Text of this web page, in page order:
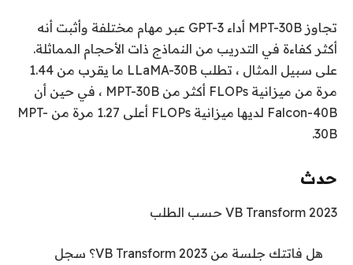
تجاوز MPT-30B أداء GPT-3 عبر مهام مختلفة وأثبت أنه
أكثر كفاءة في التدريب من النماذج ذات الأحجام المماثلة.
على سبيل المثال ، تطلب LLaMA-30B ما يقرب من 1.44
مرة من ميزانية FLOPs أكثر من MPT-30B ، في حين أن
Falcon-40B لديها ميزانية FLOPs أعلى 1.27 مرة من MPT-
30B.
حدث
VB Transform 2023 حسب الطلب
هل فاتتك جلسة من VB Transform 2023؟ سجل